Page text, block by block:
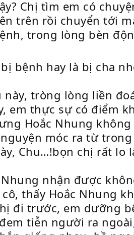
Chị tìm em có
trên rồi chuyển tới
trong lòng bèn
bệnh hay là bị cha
này, tròng lòng liền
em thực sự có điểm
Hoắc Nhung
móc ra từ
Chu…!bọn chị rất
nhận được
thấy Hoắc Nhung
đi trước, em dưỡng
tiễn người ra